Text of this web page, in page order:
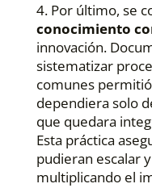
4. Por último, se
conocimiento
innovación.
sistematizar
comunes
dependiera solo
que quedara
Esta práctica
pudieran escalar
multiplicando el